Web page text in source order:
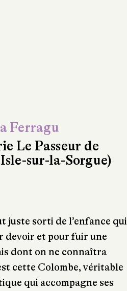
Ferragu
Le Passeur de
sur-la-Sorgue)
juste sorti de l’enfance qui
devoir et pour fuir une
dont on ne connaîtra
cette Colombe, véritable
qui accompagne ses